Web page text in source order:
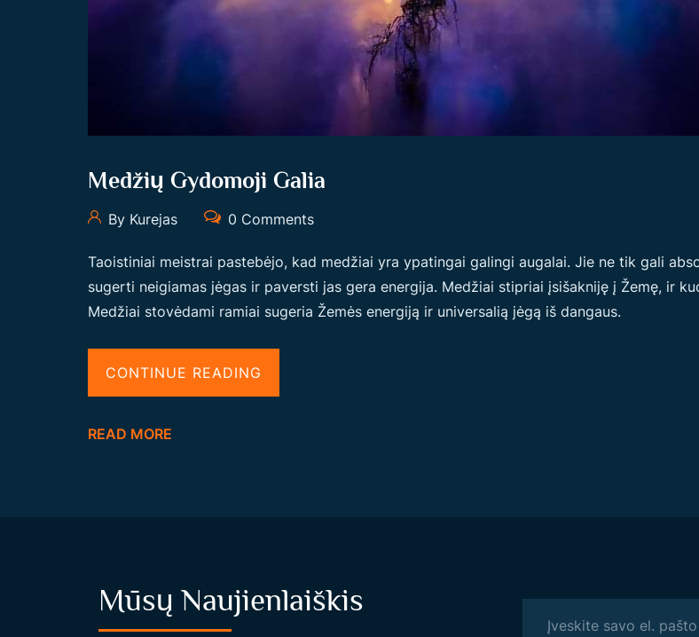
Medžių Gydomoji Galia
By Kurejas 0 Comments
Taoistiniai meistrai pastebėjo, kad medžiai yra ypatingai galingi augalai. Jie ne tik gali
sugerti neigiamas jėgas ir paversti jas gera energija. Medžiai stipriai įsišakniję į Žemę, ir
Medžiai stovėdami ramiai sugeria Žemės energiją ir universalią jėgą iš dangaus.
CONTINUE READING
M
D
READ MORE
Mūsų Naujienlaiškis